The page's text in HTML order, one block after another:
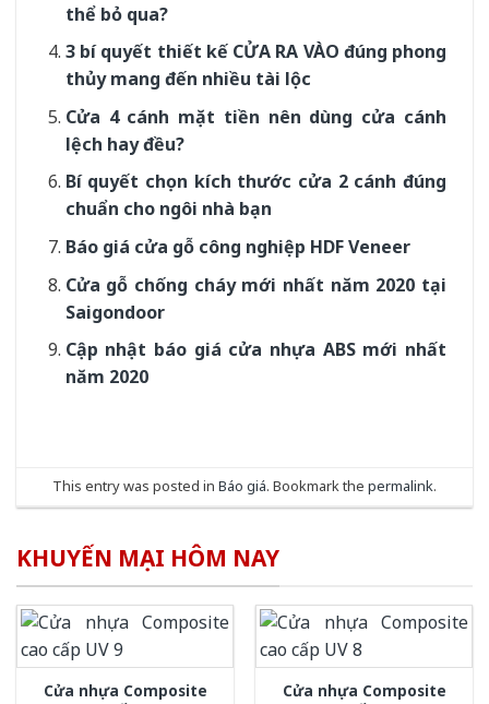
thể bỏ qua?
3 bí quyết thiết kế CỬA RA VÀO đúng phong
thủy mang đến nhiều tài lộc
Cửa 4 cánh mặt tiền nên dùng cửa cánh
lệch hay đều?
Bí quyết chọn kích thước cửa 2 cánh đúng
chuẩn cho ngôi nhà bạn
Báo giá cửa gỗ công nghiệp HDF Veneer
Cửa gỗ chống cháy mới nhất năm 2020 tại
Saigondoor
Cập nhật báo giá cửa nhựa ABS mới nhất
năm 2020
This entry was posted in Báo giá. Bookmark the permalink.
KHUYẾN MẠI HÔM NAY
Cửa nhựa Composite
Cửa nhựa Composite